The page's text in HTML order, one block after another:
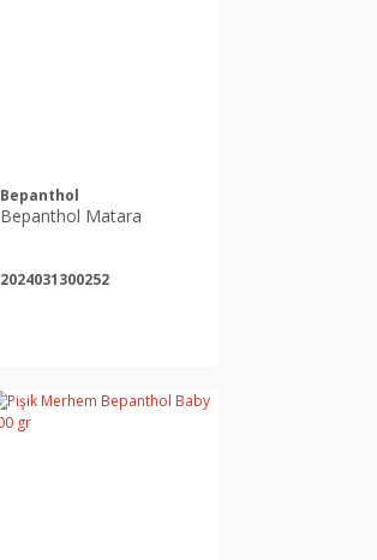
Bepanthol
Bepanthol Matara
2024031300252